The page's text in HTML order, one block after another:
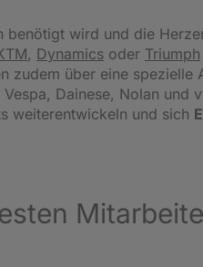
benötigt wird und die
, Dynamics oder Triumph
zudem über eine spezielle
Dainese, Nolan und
weiterentwickeln und sich